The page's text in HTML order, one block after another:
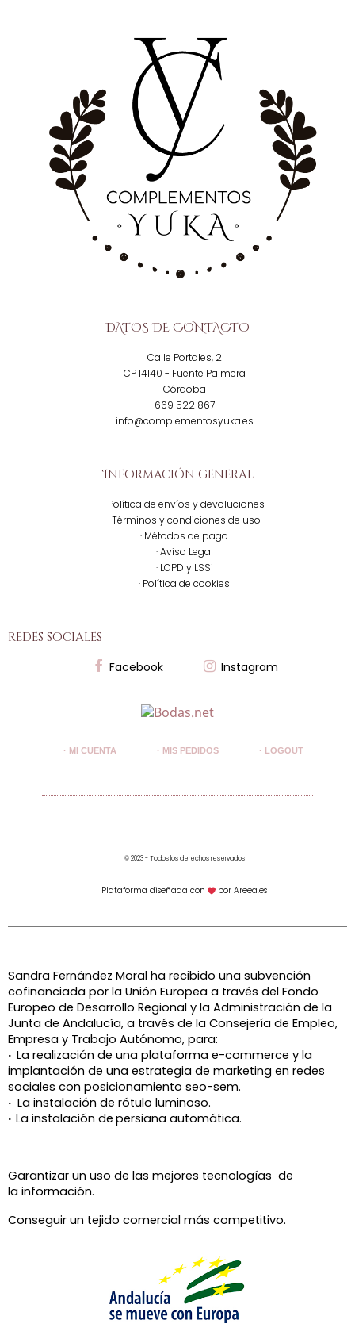
DATOS DE CONTACTO
Calle Portales, 2
CP 14140 - Fuente Palmera
Córdoba
669 522 867
info@complementosyuka.es
Información general
· Política de envíos y devoluciones
· Términos y condiciones de uso
· Métodos de pago
· Aviso Legal
· LOPD y LSSi
· Política de cookies
redes sociales
Facebook Instagram
· MI CUENTA · MIS PEDIDOS · LOGOUT
© 2023 - Todos los derechos reservados
Plataforma diseñada con por Areea.es
Sandra Fernández Moral ha recibido una subvención
cofinanciada por la Unión Europea a través del Fondo
Europeo de Desarrollo Regional y la Administración de la
Junta de Andalucía, a través de la Consejería de Empleo,
Empresa y Trabajo Autónomo, para:
· La realización de una plataforma e-commerce y la
implantación de una estrategia de marketing en redes
sociales con posicionamiento seo-sem.
· La instalación de rótulo luminoso.
· La instalación de persiana automática.
Garantizar un uso de las mejores tecnologías de
la información.
Conseguir un tejido comercial más competitivo.